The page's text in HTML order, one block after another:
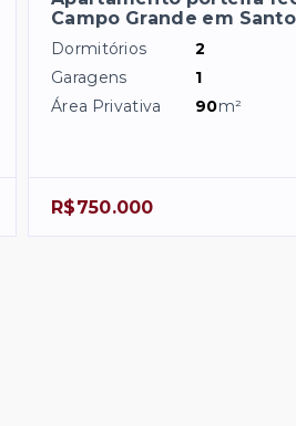
Campo Grande em
Dormitórios
2
Garagens
1
Área Privativa
90m²
R$750.000